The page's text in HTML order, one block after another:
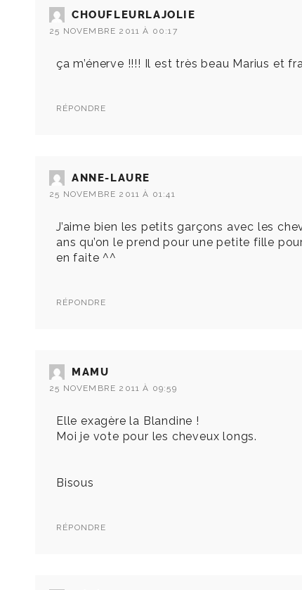
CHOUFLEURLAJOLIE
25 NOVEMBRE 2011 À 00:17
ça m’énerve !!!! Il est très beau Marius et
RÉPONDRE
ANNE-LAURE
25 NOVEMBRE 2011 À 01:41
J’aime bien les petits garçons avec les
ans qu’on le prend pour une petite fille
en faite ^^
RÉPONDRE
MAMU
25 NOVEMBRE 2011 À 09:59
Elle exagère la Blandine !
Moi je vote pour les cheveux longs.
Bisous
RÉPONDRE